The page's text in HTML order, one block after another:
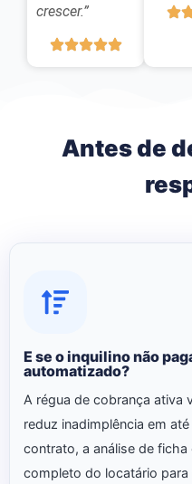
crescer.”
Antes de
E se o inquilino não
automatizado?
A régua de cobrança ativa
reduz inadimplência em
contrato, a análise de
completo do locatário